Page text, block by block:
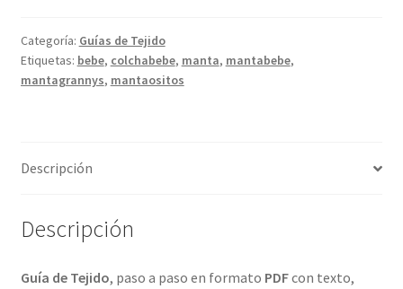
para
Bebé
con
Categoría: Guías de Tejido
Etiquetas: bebe, colchabebe, manta, mantabebe,
mantagrannys, mantaositos
Descripción
Descripción
Guía de Tejido, paso a paso en formato PDFcon texto,